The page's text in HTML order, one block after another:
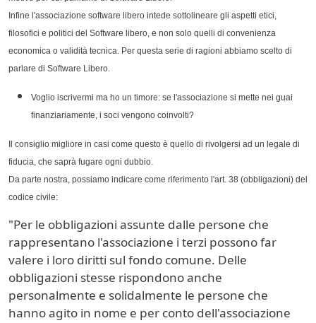
Infine l'associazione software libero intede sottolineare gli aspetti etici,
filosofici e politici del Software libero, e non solo quelli di convenienza
economica o validità tecnica. Per questa serie di ragioni abbiamo scelto di
parlare di Software Libero.
Voglio iscrivermi ma ho un timore: se l'associazione si mette nei guai
finanziariamente, i soci vengono coinvolti?
Il consiglio migliore in casi come questo è quello di rivolgersi ad un legale di
fiducia, che saprà fugare ogni dubbio.
Da parte nostra, possiamo indicare come riferimento l'art. 38 (obbligazioni) del
codice civile:
"Per le obbligazioni assunte dalle persone che
rappresentano l'associazione i terzi possono far
valere i loro diritti sul fondo comune. Delle
obbligazioni stesse rispondono anche
personalmente e solidalmente le persone che
hanno agito in nome e per conto dell'associazione